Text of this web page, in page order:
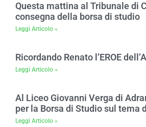
Questa mattina al Tribunale di
consegna della borsa di studio
Leggi Articolo »
Ricordando Renato l’EROE
Leggi Articolo »
Al Liceo Giovanni Verga di
per la Borsa di Studio sul tema
Leggi Articolo »